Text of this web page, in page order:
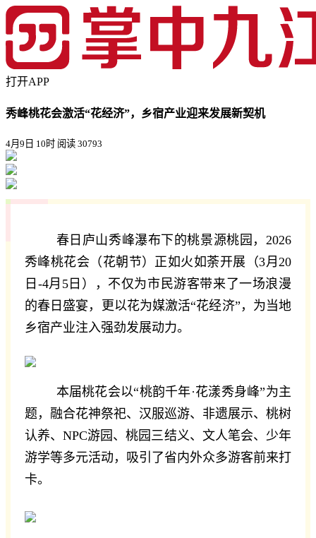
打开APP
秀峰桃花会激活“花经济”，乡宿产业迎来发展新契机
4月9日 10时 阅读 30793
春日庐山秀峰瀑布下的桃景源桃园，2026
秀峰桃花会（花朝节）正如火如荼开展（3月20
日-4月5日），不仅为市民游客带来了一场浪漫
的春日盛宴，更以花为媒激活“花经济”，为当地
乡宿产业注入强劲发展动力。
本届桃花会以“桃韵千年·花漾秀身峰”为主
题，融合花神祭祀、汉服巡游、非遗展示、桃树
认养、NPC游园、桃园三结义、文人笔会、少年
游学等多元活动，吸引了省内外众多游客前来打
卡。